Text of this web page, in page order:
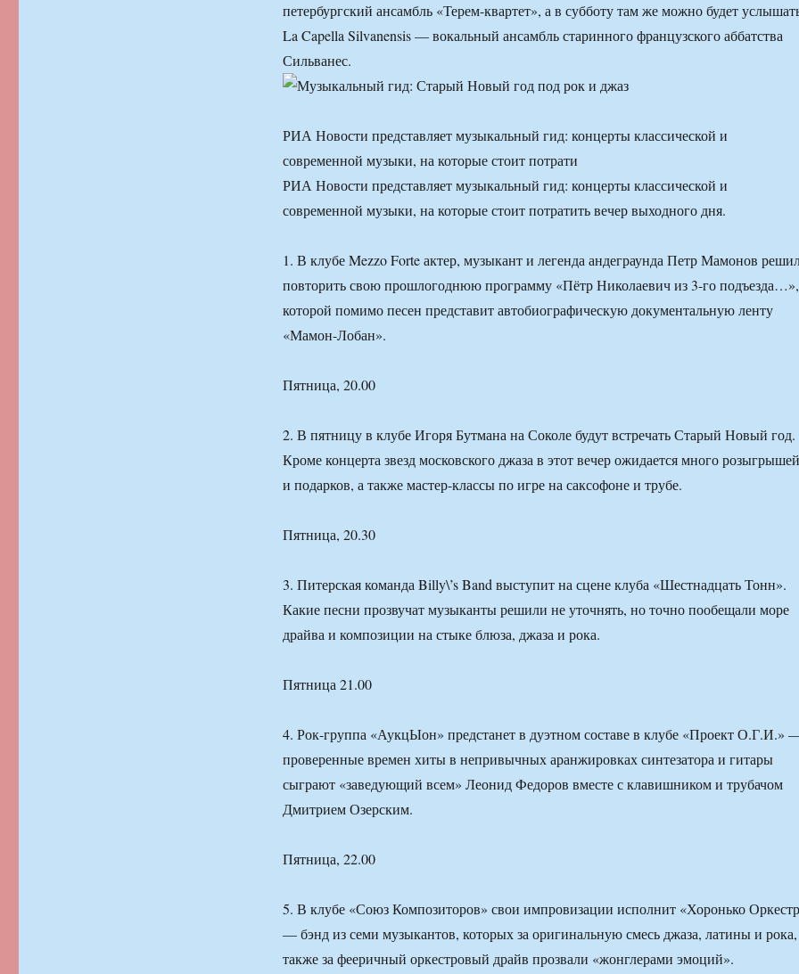
петербургский ансамбль «Терем-квартет», а в субботу там же можно будет
La Capella Silvanensis — вокальный ансамбль старинного французского аббатства
Сильванес.
РИА Новости представляет музыкальный гид: концерты классической и
современной музыки, на которые стоит потрати
РИА Новости представляет музыкальный гид: концерты классической и
современной музыки, на которые стоит потратить вечер выходного дня.
1. В клубе Mezzo Forte актер, музыкант и легенда андеграунда Петр Мамонов
повторить свою прошлогоднюю программу «Пётр Николаевич из 3-го
которой помимо песен представит автобиографическую документальную ленту
«Мамон-Лобан».
Пятница, 20.00
2. В пятницу в клубе Игоря Бутмана на Соколе будут встречать Старый Новый год.
Кроме концерта звезд московского джаза в этот вечер ожидается много розыгрышей
и подарков, а также мастер-классы по игре на саксофоне и трубе.
Пятница, 20.30
3. Питерская команда Billy\’s Band выступит на сцене клуба «Шестнадцать Тонн».
Какие песни прозвучат музыканты решили не уточнять, но точно пообещали море
драйва и композиции на стыке блюза, джаза и рока.
Пятница 21.00
4. Рок-группа «АукцЫон» предстанет в дуэтном составе в клубе «Проект О.Г.И.»
проверенные времен хиты в непривычных аранжировках синтезатора и гитары
сыграют «заведующий всем» Леонид Федоров вместе с клавишником и трубачом
Дмитрием Озерским.
Пятница, 22.00
5. В клубе «Союз Композиторов» свои импровизации исполнит «Хоронько
— бэнд из семи музыкантов, которых за оригинальную смесь джаза, латины и
также за фееричный оркестровый драйв прозвали «жонглерами эмоций».